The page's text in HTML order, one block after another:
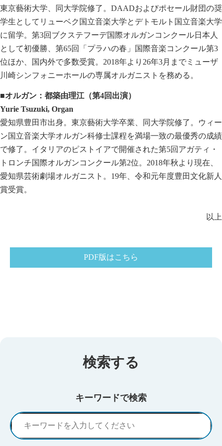
東京藝術大学、同大学院修了。DAADおよびポセール財団の奨
学生としてリューベク国立音楽大学とデトモルト国立音楽大学
に留学。第3回ブクステフーデ国際オルガンコンクール日本人
として初優勝、第65回「プラハの春」国際音楽コンクール第3
位ほか、国内外で多数受賞。2018年より26年3月までミューザ
川崎シンフォニーホールの専属オルガニストを務める。
■オルガン：都築由理江（第4回出演）
Yurie Tsuzuki, Organ
愛知県豊田市出身。東京藝術大学卒業、同大学院修了。ウィー
ン国立音楽大学オルガン科修士課程を満場一致の最優秀の成績
で修了。イタリアのピストイアで開催された第5回アガティ・
トロンチ国際オルガンコンクール第2位。2018年秋より現在、
愛知県芸術劇場オルガニスト。19年、令和元年度豊田文化新人
賞受賞。
以上
PDF版はこちら
検索する
キーワードで検索